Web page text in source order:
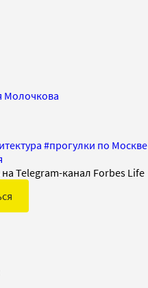
Молочкова
#прогулки по Москве
Telegram-канал Forbes Life